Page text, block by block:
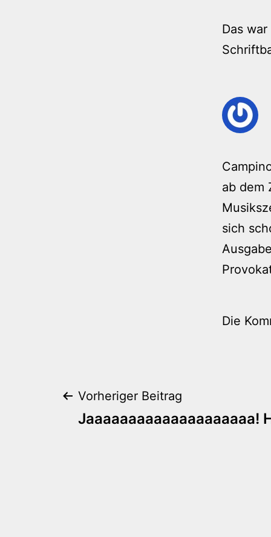
Das
ab dem
sich
Die
Vorheriger Beitrag
Jaaaaaaaaaaaaaaaaaaaa!